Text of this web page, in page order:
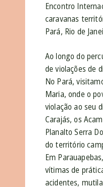
Encontro
caravanas
Pará, Rio de
Ao longo do
de violações de
No Pará,
Maria, onde o
violação ao seu
Carajás, os
Planalto Serra
do território
Em
vítimas de
acidentes,